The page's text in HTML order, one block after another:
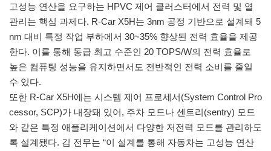
고성능 연산을 요구하는 HPVC 제어 클러스터에서 전력 및 열
관리는 핵심 과제다. R-Car X5H는 3nm 공정 기반으로 설계돼 5
nm 대비 특정 작업 부하에서 30~35% 향상된 전력 효율을 제공
한다. 이를 통해 동급 최고 수준인 20 TOPS/W의 전력 효율로
높은 컴퓨팅 성능을 유지하면서도 전반적인 전력 소비를 줄일
수 있다.
또한 R-Car X5H에는 시스템 제어 프로세서(System Control Pro
cessor, SCP)가 내장돼 있어, 주차 모드나 센트리(sentry) 모드
와 같은 특정 애플리케이션에서 다양한 저전력 모드를 관리하도
록 설계됐다. 김 전무는 “이 설계를 통해 자동차는 고성능 연산